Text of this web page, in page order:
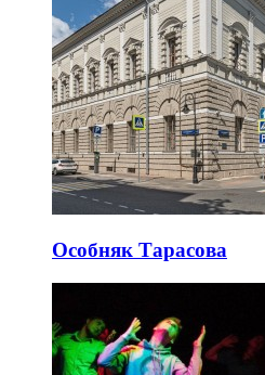
Особняк Тарасова